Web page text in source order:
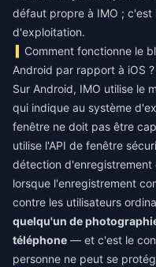
défaut propre à IMO ; c'est
d'exploitation.
Comment fonctionne le
Android par rapport à iOS ?
Sur Android, IMO utilise le
qui indique au système
fenêtre ne doit pas être
utilise l'API de fenêtre
détection
lorsque l'enregistrement
contre les utilisateurs
quelqu'un de
téléphone — et c'est le
personne ne peut se